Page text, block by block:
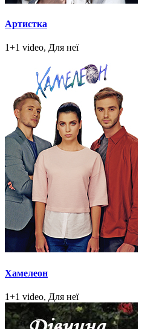
Артистка
1+1 video, Для неї
Хамелеон
1+1 video, Для неї